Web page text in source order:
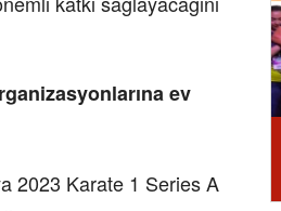
ev
2023 Karate 1 Series A